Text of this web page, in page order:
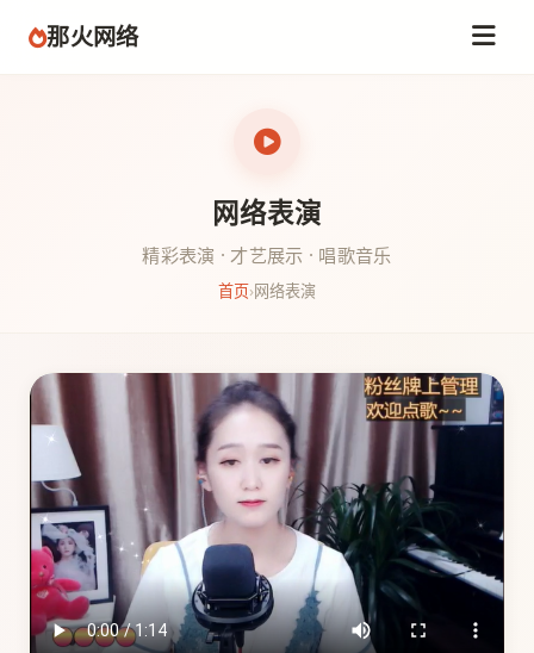
那火网络
网络表演
精彩表演 · 才艺展示 · 唱歌音乐
首页›网络表演